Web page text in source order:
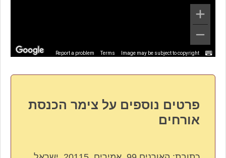
Image may be subject to copyright
Terms
Report a problem
פרטים נוספים על צימר הכנסת
אורחים